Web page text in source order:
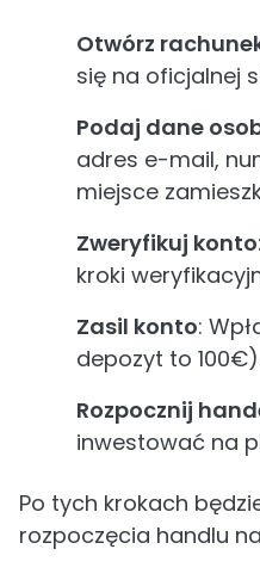
Otwórz
się na oficjalnej
Podaj dane
adres e-mail,
miejsce
Zweryfikuj konto
kroki
Zasil konto:
depozyt to
Rozpocznij
inwestować na
Po tych krokach
rozpoczęcia handlu